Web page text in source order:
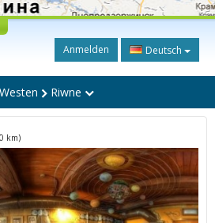
Anmelden Deutsch
Westen Riwne
km)